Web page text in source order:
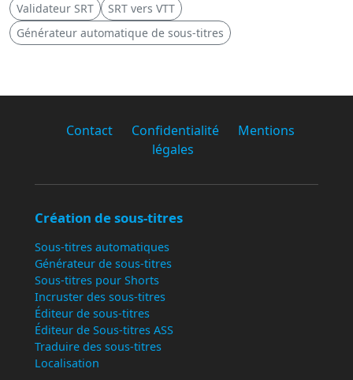
Validateur SRT
SRT vers VTT
Générateur automatique de sous-titres
Contact Confidentialité
Mentions
légales
Création de sous-titres
Sous-titres automatiques
Générateur de sous-titres
Sous-titres pour Shorts
Incruster des sous-titres
Éditeur de sous-titres
Éditeur de Sous-titres ASS
Traduire des sous-titres
Localisation